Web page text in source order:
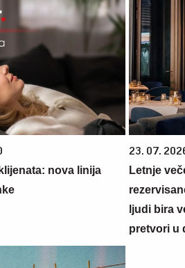
nova linija
23. 07.
Letnje
ljudi bira
pretvori u